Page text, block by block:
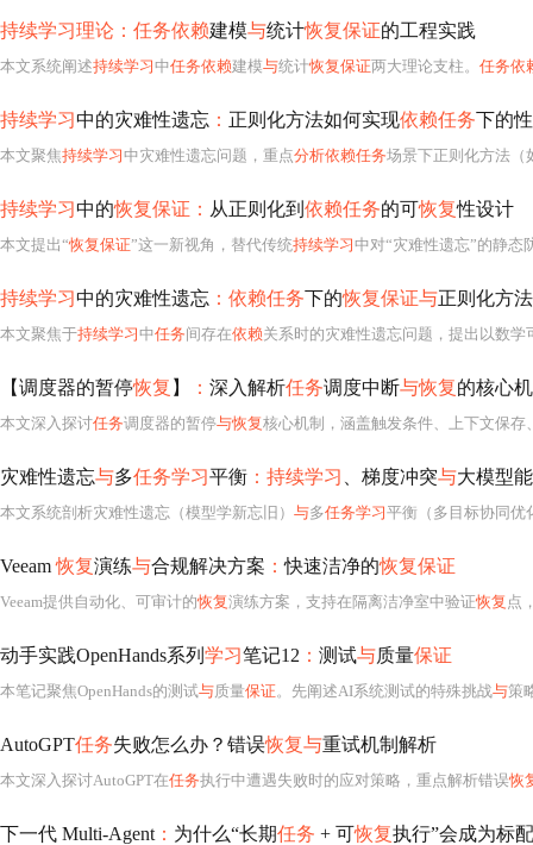
持续学习理论：任务依赖建模与统计恢复保证的工程实践
本文系统阐述持续学习中任务依赖建模与统计恢复保证两大理论支柱。 任务依
持续学习中的灾难性遗忘 ： 正则化方法如何实现依赖任务下的
本文聚焦持续学习中灾难性遗忘问题，重点分析依赖任务场景下正则化方法（如
持续学习中的恢复保证： 从正则化到 依赖任务的可恢复性设计
本文提出“恢复保证”这一新视角，替代传统持续学习中对“灾难性遗忘”的静态
持续学习中的灾难性遗忘 ：依赖任务下的恢复保证与正则化方法
本文聚焦于持续学习中任务间存在依赖关系时的灾难性遗忘问题，提出以数学
【调度器的暂停恢复 】 ： 深入解析任务调度中断与恢复的核心
本文深入探讨任务调度器的暂停与恢复核心机制，涵盖触发条件、上下文保存
灾难性遗忘与多任务学习平衡 ：持续学习 、梯度冲突与大模型
本文系统剖析灾难性遗忘（模型学新忘旧） 与多任务学习平衡（多目标协同优化）的核心机制，涵盖梯度冲突、损失尺度失衡
Veeam恢复演练与合规解决方案 ：快速洁净的恢复保证
Veeam提供自动化、可审计的恢复演练方案，支持在隔离洁净室中验证恢复点，结合
动手实践OpenHands系列 学习笔记12 ： 测试与质量保证
本笔记聚焦OpenHands的测试与质量保证。先阐述AI系统测试的特殊挑战与策
AutoGPT任务失败怎么办？错误恢复与重试机制解析
本文深入探讨AutoGPT在任务执行中遭遇失败时的应对策略，重点解析错误恢
下一代 Multi-Agent ： 为什么“长期任务 + 可恢复执行”会成为标配